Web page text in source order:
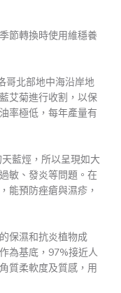
節轉換時使用維穩養
哥北部地中海沿岸地
艾菊進行收割，以保
率極低，每年產量有
藍烴，所以呈現如大
敏、發炎等問題。在
能預防痤瘡與濕疹，
保濕和抗炎植物成
為基底，97%接近人
質柔軟度及質感，用